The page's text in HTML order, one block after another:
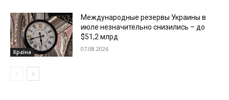
Країна
Международные резервы Украины в
июле незначительно снизились – до
$51,2 млрд
07.08.2026